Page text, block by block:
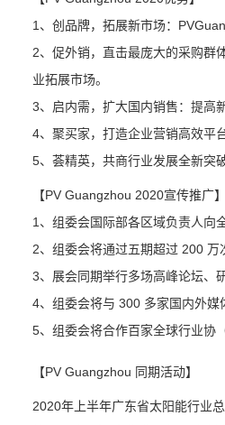
1、创品牌，拓展新市场：
2、促外销，直击最庞大的采购群
业拓展市场。
3、启内需，扩大国内销售：提高
4、聚买家，打造企业营销高效平
5、荟精英，共商行业发展全新突
【PV Guangzhou 2020宣传推广】
1、组委会国际部各区域负责人向
2、组委会将通过五期超过 200
3、展会同期举行多场高峰论坛、
4、组委会将与 300 多家国内外
5、组委会将合作百家全球行业协
【PV Guangzhou 同期活动】
2020年上半年广东省太阳能行业